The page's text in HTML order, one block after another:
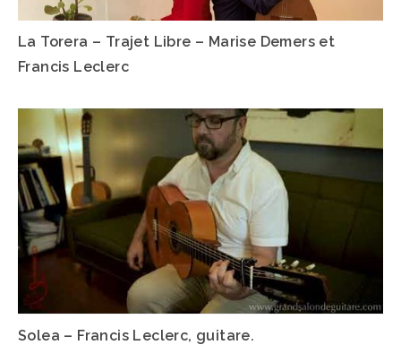
La Torera – Trajet Libre – Marise Demers et
Francis Leclerc
Solea – Francis Leclerc, guitare.